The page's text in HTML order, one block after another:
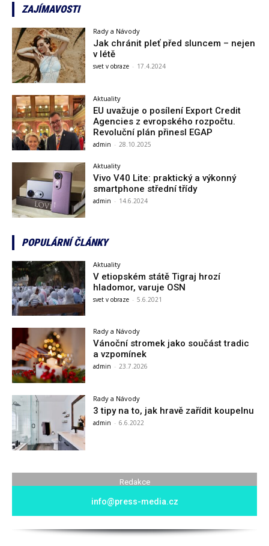
ZAJÍMAVOSTI
Rady a Návody
Jak chránit pleť před sluncem – nejen
v létě
svet v obraze - 17.4.2024
Aktuality
EU uvažuje o posílení Export Credit
Agencies z evropského rozpočtu.
Revoluční plán přinesl EGAP
admin - 28.10.2025
Aktuality
Vivo V40 Lite: praktický a výkonný
smartphone střední třídy
admin - 14.6.2024
POPULÁRNÍ ČLÁNKY
Aktuality
V etiopském státě Tigraj hrozí
hladomor, varuje OSN
svet v obraze - 5.6.2021
Rady a Návody
Vánoční stromek jako součást tradic
a vzpomínek
admin - 23.7.2026
Rady a Návody
3 tipy na to, jak hravě zařídit koupelnu
admin - 6.6.2022
Redakce
info@press-media.cz